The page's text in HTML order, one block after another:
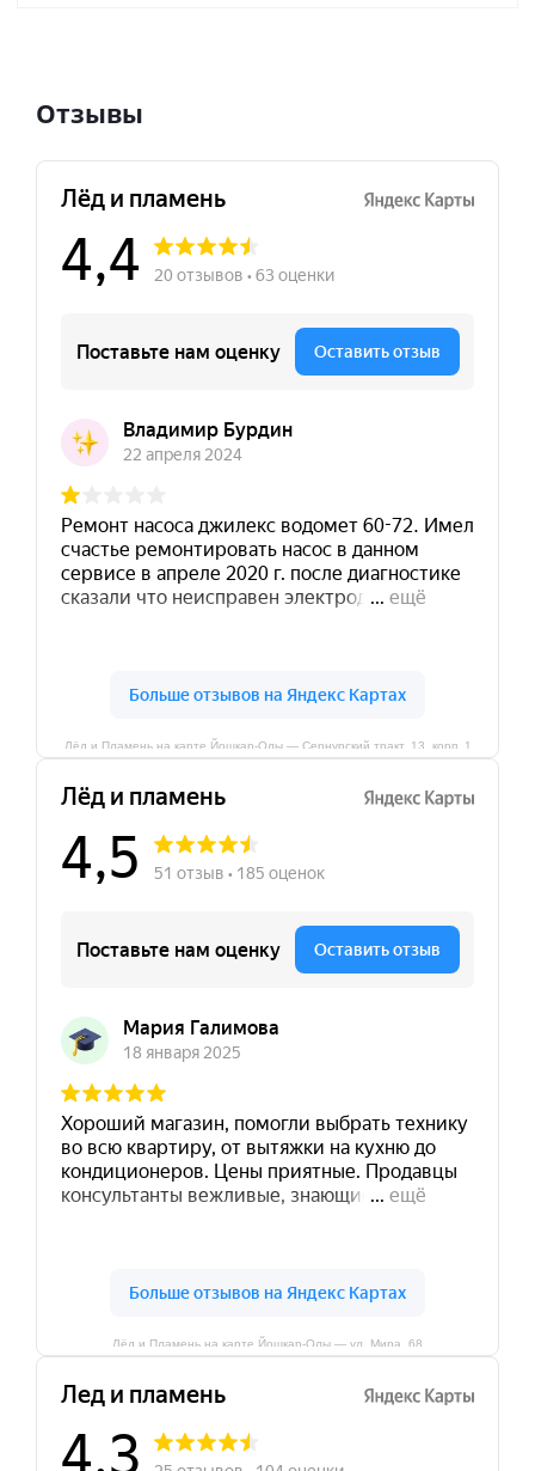
Отзывы
Лёд и Пламень на карте Йошкар‑Олы — Сернурский тракт, 13, корп. 1
Лёд и Пламень на карте Йошкар‑Олы — ул. Мира, 68